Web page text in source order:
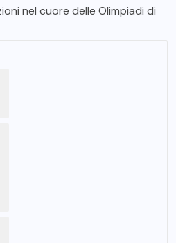
nel cuore delle Olimpiadi di